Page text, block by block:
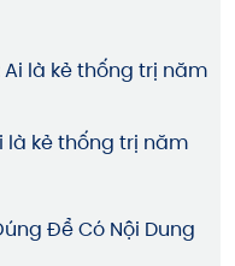
là kẻ thống trị năm